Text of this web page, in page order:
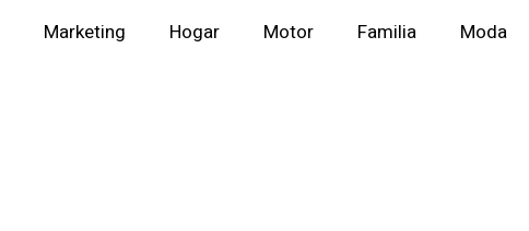
Marketing Hogar Motor Familia Moda